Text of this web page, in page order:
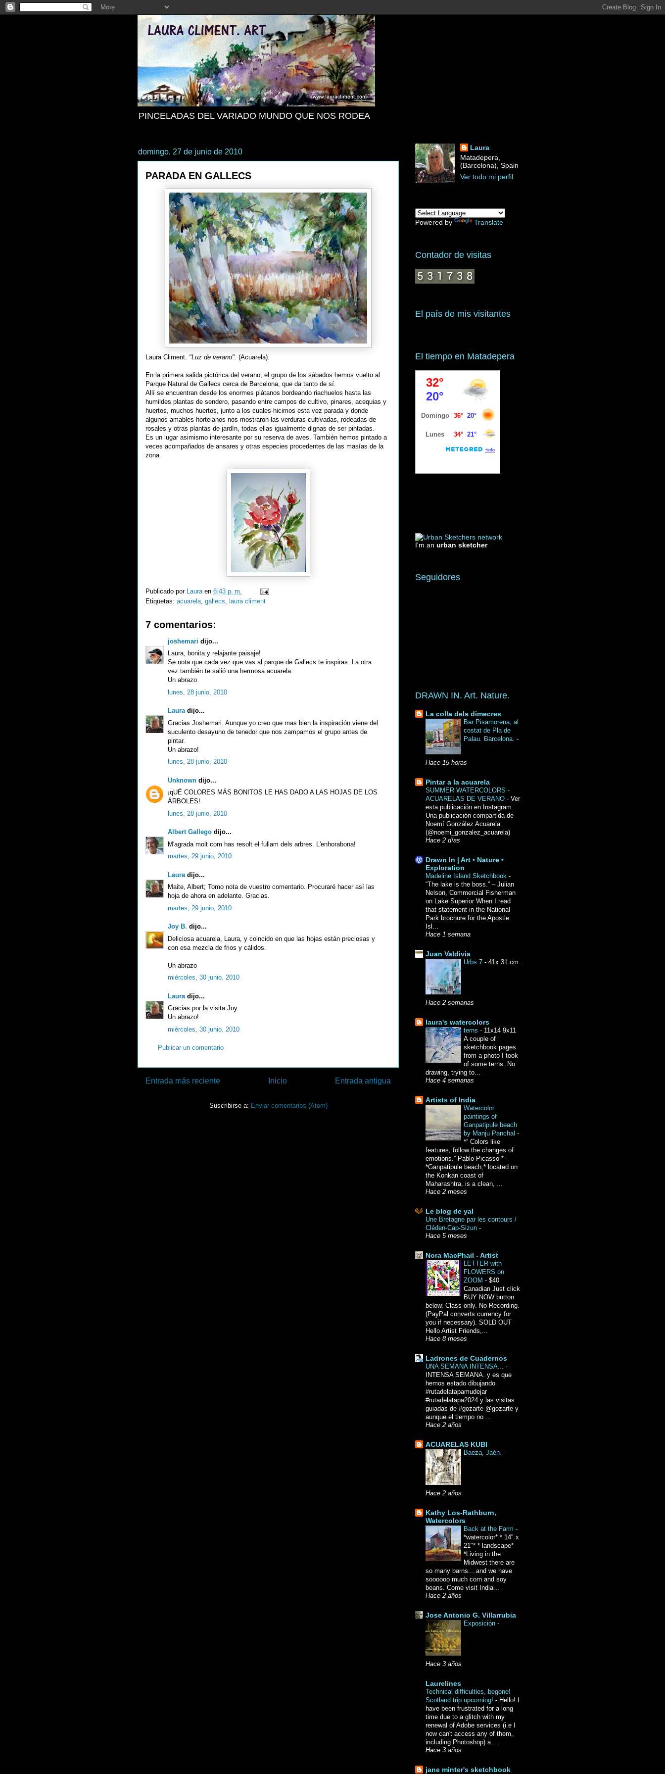
PINCELADAS DEL VARIADO MUNDO QUE NOS RODEA
domingo, 27 de junio de 2010
PARADA EN GALLECS
Laura Climent. "Luz de verano". (Acuarela).
En la primera salida pictórica del verano, el grupo de los sábados hemos vuelto al
Parque Natural de Gallecs cerca de Barcelona, que da tanto de sí.
Allí se encuentran desde los enormes plátanos bordeando riachuelos hasta las
humildes plantas de sendero, pasando entre campos de cultivo, pinares, acequias y
huertos, muchos huertos, junto a los cuales hicimos esta vez parada y donde
algunos amables hortelanos nos mostraron las verduras cultivadas, rodeadas de
rosales y otras plantas de jardín, todas ellas igualmente dignas de ser pintadas.
Es un lugar asimismo interesante por su reserva de aves. También hemos pintado a
veces acompañados de ansares y otras especies procedentes de las masías de la
zona.
Publicado por Laura en 6:43 p. m.
Etiquetas: acuarela gallecs laura climent
7 comentarios:
joshemari dijo...
Laura, bonita y relajante paisaje!
Se nota que cada vez que vas al parque de Gallecs te inspiras. La otra
vez también te salió una hermosa acuarela.
Un abrazo
lunes, 28 junio, 2010
Lauradijo...
Gracias Joshemari. Aunque yo creo que mas bien la inspiración viene del
suculento desayuno de tenedor que nos zampamos el grupo antes de
pintar.
Un abrazo!
lunes, 28 junio, 2010
Unknown dijo...
¡qUÉ COLORES MÁS BONITOS LE HAS DADO A LAS HOJAS DE LOS
ÁRBOLES!
lunes, 28 junio, 2010
Albert Gallego dijo...
M'agrada molt com has resolt el fullam dels arbres. L'enhorabona!
martes, 29 junio, 2010
Laura dijo...
Maite, Albert; Tomo nota de vuestro comentario. Procuraré hacer así las
hoja de ahora en adelante. Gracias.
martes, 29 junio, 2010
Joy B. dijo...
Deliciosa acuarela, Laura, y coincido en que las hojas están preciosas y
con esa mezcla de frios y cálidos.
Un abrazo
miércoles, 30 junio, 2010
Laura dijo...
Gracias por la visita Joy.
Un abrazo!
miércoles, 30 junio, 2010
Publicar un comentario
Entrada más reciente Entrada antigua
Inicio
Suscribirse a: Enviar comentarios (Atom)
Laura
Matadepera,
(Barcelona), Spain
Ver todo mi perfil
Powered by Translate
Contador de visitas
El país de mis visitantes
El tiempo en Matadepera
I'm an urban sketcher
Seguidores
DRAWN IN. Art. Nature.
La colla dels dimecres
Bar Pisamorena, al
costat de Pla de
Palau. Barcelona. -
Hace 15 horas
Pintar a la acuarela
SUMMER WATERCOLORS -
ACUARELAS DE VERANO - Ver
esta publicación en Instagram
Una publicación compartida de
Noemí González Acuarela
(@noemi_gonzalez_acuarela)
Hace 2 días
Drawn In | Art • Nature •
Exploration
Madeline Island Sketchbook -
“The lake is the boss.” – Julian
Nelson, Commercial Fisherman
on Lake Superior When I read
that statement in the National
Park brochure for the Apostle
Isl...
Hace 1 semana
Juan Valdivia
Urbs 7 - 41x 31 cm.
Hace 2 semanas
laura's watercolors
terns - 11x14 9x11
A couple of
sketchbook pages
from a photo I took
of some terns. No
drawing, trying to...
Hace 4 semanas
Artists of India
Watercolor
paintings of
Ganpatipule beach
by Manju Panchal -
*“ Colors like
features, follow the changes of
emotions.” Pablo Picasso *
*Ganpatipule beach,* located on
the Konkan coast of
Maharashtra, is a clean, ...
Hace 2 meses
Le blog de yal
Une Bretagne par les contours /
Cléden-Cap-Sizun -
Hace 5 meses
Nora MacPhail - Artist
LETTER with
FLOWERS on
ZOOM - $40
Canadian Just click
BUY NOW button
below. Class only. No Recording.
(PayPal converts currency for
you if necessary). SOLD OUT
Hello Artist Friends,...
Hace 8 meses
Ladrones de Cuadernos
UNA SEMANA INTENSA... -
INTENSA SEMANA. y es que
hemos estado dibujando
#rutadelatapamudejar
#rutadelatapa2024 y las visitas
guiadas de #gozarte @gozarte y
aunque el tiempo no ...
Hace 2 años
ACUARELAS KUBI
Baeza, Jaén. -
Hace 2 años
Kathy Los-Rathburn,
Watercolors
Back at the Farm -
*watercolor* * 14" x
21"* * landscape*
*Living in the
Midwest there are
so many barns....and we have
soooooo much corn and soy
beans. Come visit India...
Hace 2 años
Jose Antonio G. Villarrubia
Exposición -
Hace 3 años
Laurelines
Technical difficulties, begone!
Scotland trip upcoming! - Hello! I
have been frustrated for a long
time due to a glitch with my
renewal of Adobe services (i.e I
now can't access any of them,
including Photoshop) a...
Hace 3 años
jane minter's sketchbook